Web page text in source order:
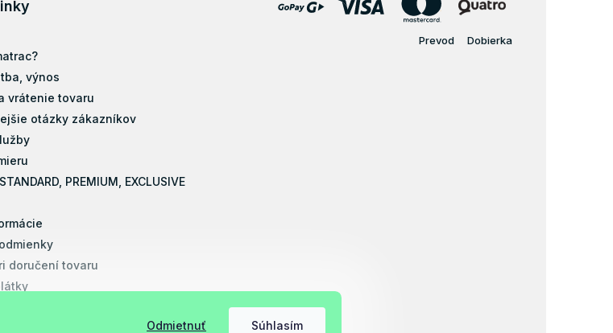
Odmietnuť Súhlasím
výnos
vrátenie tovaru
otázky zákazníkov
PREMIUM, EXCLUSIVE
doručení tovaru
Prevod Dobierka